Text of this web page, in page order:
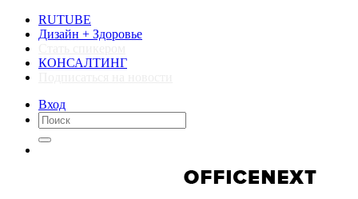
RUTUBE
Дизайн + Здоровье
КОНСАЛТИНГ
Вход